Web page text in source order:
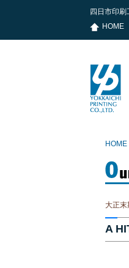
四日市印刷
HOME
HOME
大正
A